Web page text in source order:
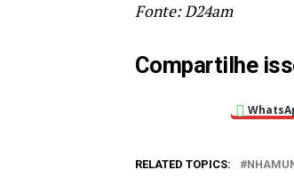
Fonte: D24am
Compartilhe
RELATED TOPICS: